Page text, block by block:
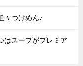
々つけめん♪
はスープがプレミア